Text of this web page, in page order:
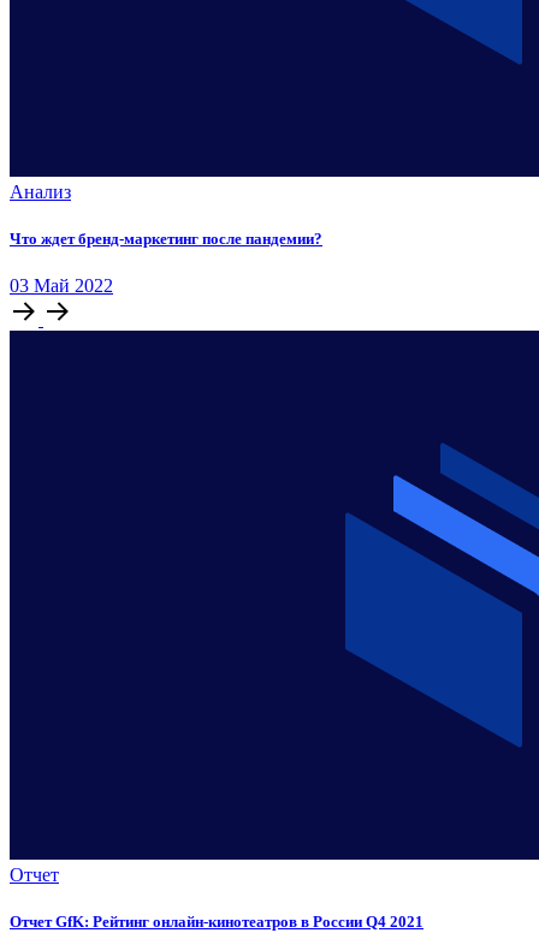
Анализ
Что ждет бренд-маркетинг после пандемии?
03 Май 2022
Отчет
Отчет GfK: Рейтинг онлайн-кинотеатров в России Q4 2021